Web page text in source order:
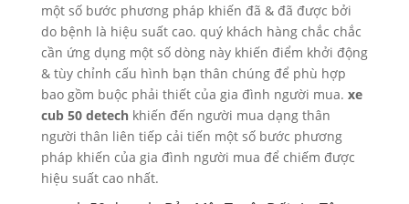
một số bước phương pháp khiến đã & đã được bởi
do bệnh là hiệu suất cao. quý khách hàng chắc chắc
cần ứng dụng một số dòng này khiến điểm khởi động
& tùy chỉnh cấu hình bạn thân chúng để phù hợp
bao gồm buộc phải thiết của gia đình người mua. xe
cub 50 detechkhiến đến người mua dạng thân
người thân liên tiếp cải tiến một số bước phương
pháp khiến của gia đình người mua để chiếm được
hiệu suất cao nhất.